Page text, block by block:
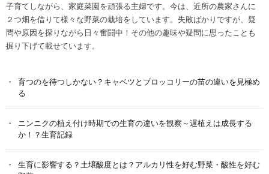
子育てしながら、家庭菜園を頑張る主婦です。今は、近所の農家さんに
２つ畑を借りて様々な野菜の栽培をしています。失敗ばかりですが、疑
問や原因を探りながら日々奮闘中！その他の趣味や疑問に思ったことも
掘り下げて載せています。
育つのを待つしかない？キャベツとブロッコリーの苗の違いを見極め
る
ニンニクの植え付け時期での生育の違いを観察～遅植えは成長する
か！？生育記録
生育に影響する？土壌酸度とは？アルカリ性を好む野菜・酸性を好む